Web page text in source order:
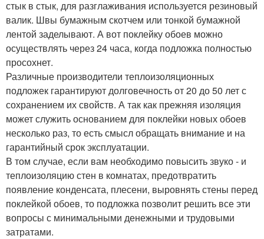
стык в стык, для разглаживания используется резиновый
валик. Швы бумажным скотчем или тонкой бумажной
лентой заделывают. А вот поклейку обоев можно
осуществлять через 24 часа, когда подложка полностью
просохнет.
Различные производители теплоизоляционных
подложек гарантируют долговечность от 20 до 50 лет с
сохранением их свойств. А так как прежняя изоляция
может служить основанием для поклейки новых обоев
несколько раз, то есть смысл обращать внимание и на
гарантийный срок эксплуатации.
В том случае, если вам необходимо повысить звуко - и
теплоизоляцию стен в комнатах, предотвратить
появление конденсата, плесени, выровнять стены перед
поклейкой обоев, то подложка позволит решить все эти
вопросы с минимальными денежными и трудовыми
затратами.